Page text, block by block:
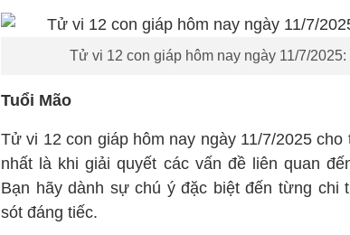
Tử vi 12 con giáp hôm nay ngày 11/7/
Tuổi Mão
Tử vi 12 con giáp hôm nay ngày 11/7/2025
nhất là khi giải quyết các vấn đề liên quan
Bạn hãy dành sự chú ý đặc biệt đến từng chi
sót đáng tiếc.